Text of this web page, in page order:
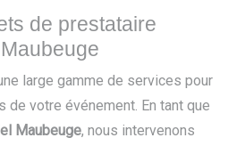
de prestataire
large gamme de services pour
votre événement. En tant que
Maubeuge, nous intervenons